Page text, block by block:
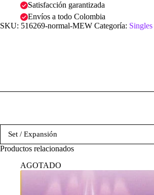
Satisfacción garantizada
Envíos a todo Colombia
SKU: 516269-normal-MEW Categoría: Singles
Set / Expansión
Productos relacionados
AGOTADO